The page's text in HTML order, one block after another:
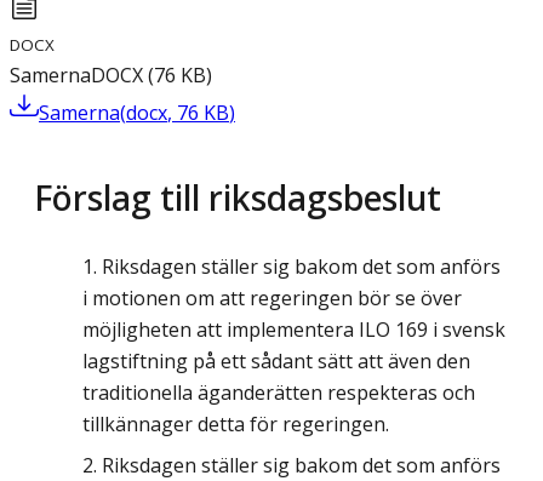
DOCX
SamernaDOCX(76 KB)
Samerna(docx, 76 KB)
Förslag till riksdagsbeslut
Riksdagen ställer sig bakom det som anförs
i motionen om att regeringen bör se över
möjligheten att implementera ILO 169 i svensk
lagstiftning på ett sådant sätt att även den
traditionella äganderätten respekteras och
tillkännager detta för regeringen.
Riksdagen ställer sig bakom det som anförs